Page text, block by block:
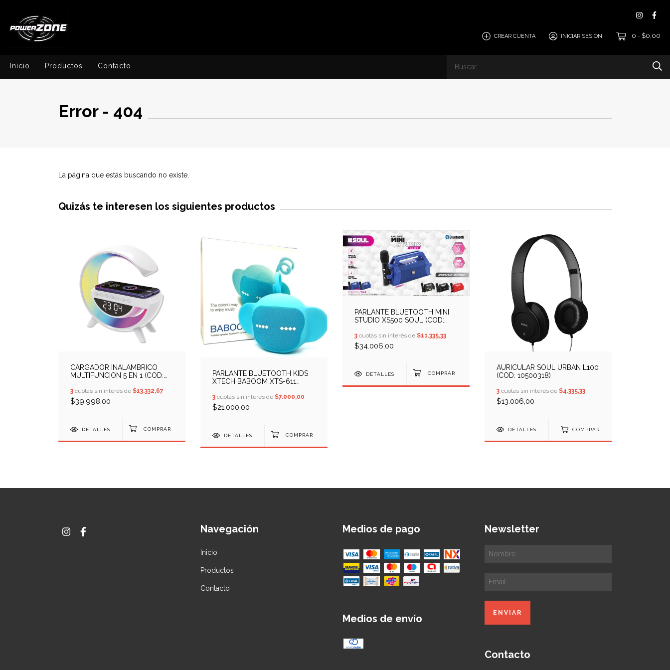
CREAR CUENTA INICIAR SESIÓN 0 - $0,00
Inicio Productos Contacto
Error - 404
La página que estás buscando no existe.
Quizás te interesen los siguientes productos
CARGADOR INALAMBRICO
MULTIFUNCION 5 EN 1 (COD:
3 cuotas sin interés de $13.332,67
$39.998,00
DETALLES
PARLANTE BLUETOOTH KIDS
XTECH BABOOM XTS-611
3 cuotas sin interés de $7.000,00
$21.000,00
DETALLES
PARLANTE BLUETOOTH MINI
STUDIO XS500 SOUL (COD:
3 cuotas sin interés de $11.335,33
$34.006,00
DETALLES
AURICULAR SOUL URBAN L100
(COD: 10500318)
3 cuotas sin interés de $4.335,33
$13.006,00
DETALLES COMPRAR
Navegación
Inicio
Productos
Contacto
Medios de pago
Medios de envío
Newsletter
Contacto